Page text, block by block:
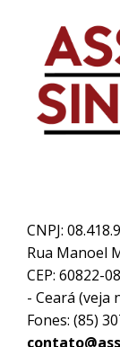
CNPJ:
Rua Manoel
CEP: 60822-
- Ceará (veja
Fones: (85)